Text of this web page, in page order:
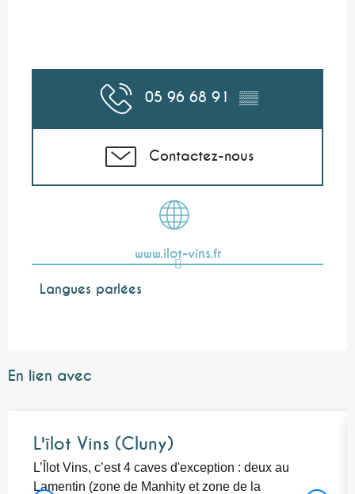
05 96 68 91 ▒▒
Contactez-nous
www.ilot-vins.fr
Langues parlées
Langues parlées
En lien avec
L'îlot Vins (Cluny)
L’Îlot Vins, c’est 4 caves d'exception : deux au
Lamentin (zone de Manhity et zone de la